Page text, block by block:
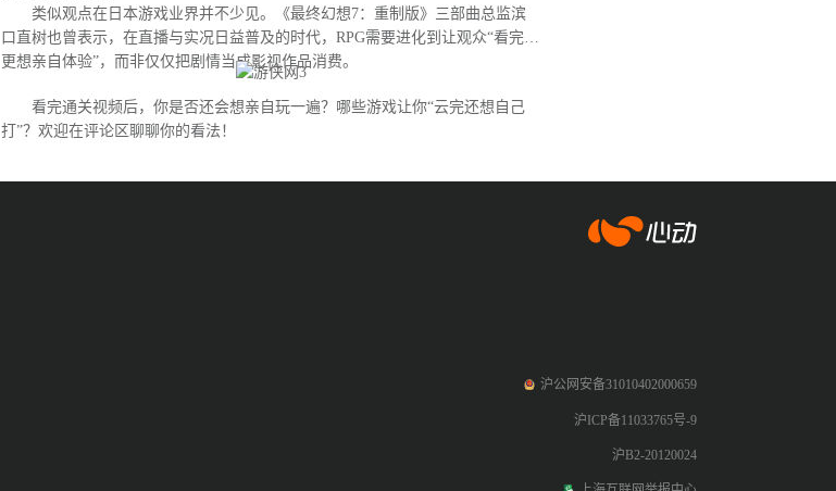
类似观点在日本游戏业界并不少见。《最终幻想7：重制版》三部曲总监滨
口直树也曾表示，在直播与实况日益普及的时代，RPG需要进化到让观众“看完后
更想亲自体验”，而非仅仅把剧情当成影视作品消费。
看完通关视频后，你是否还会想亲自玩一遍？哪些游戏让你“云完还想自己
打”？欢迎在评论区聊聊你的看法！
沪公网安备31010402000659
沪ICP备11033765号-9
沪B2-20120024
爱游戏app体育